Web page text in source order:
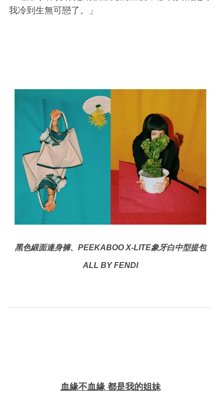
我冷到生無可戀了。」
黑色緞面連身褲、PEEKABOO X-LITE象牙白中型提包
ALL BY FENDI
血緣不血緣 都是我的姐妹